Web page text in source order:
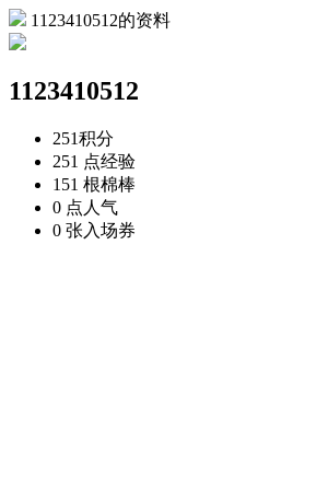
1123410512的资料
1123410512
251积分
251 点经验
151 根棉棒
0 点 人气
0 张 入场券